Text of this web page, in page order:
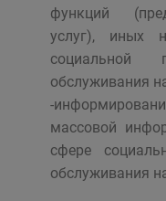
функций
услуг), иных
социальной
обслуживания
-
массовой
сфере
обслуживания